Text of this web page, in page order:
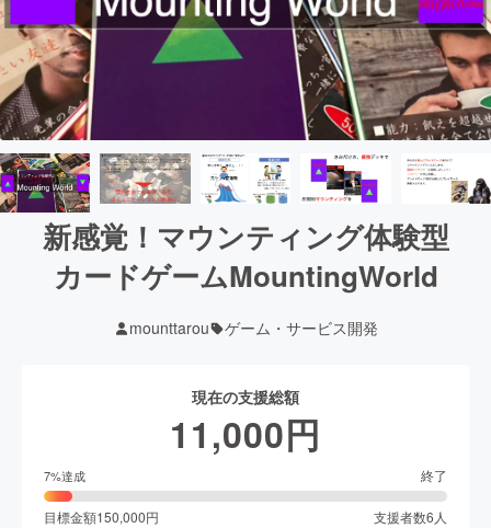
新感覚！マウンティング体験型
カードゲームMountingWorld
mounttarou ゲーム・サービス開発
現在の支援総額
11,000円
7%達成 終了
目標金額150,000円 支援者数6人